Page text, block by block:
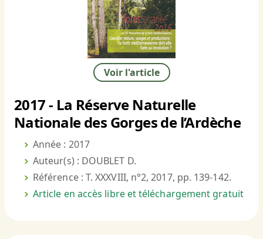
Voir l'article
2017 - La Réserve Naturelle
Nationale des Gorges de l’Ardèche
Année : 2017
Auteur(s) : DOUBLET D.
Référence : T. XXXVIII, n°2, 2017, pp. 139-142.
Article en accès libre et téléchargement gratuit